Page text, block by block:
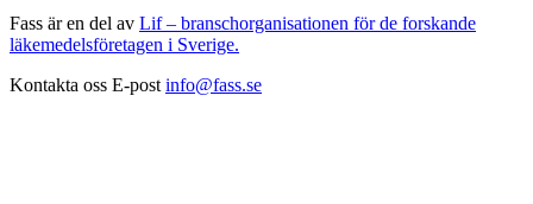
Fass är en del av Lif – branschorganisationen för de forskande
läkemedelsföretagen i Sverige.
Kontakta oss E-post info@fass.se